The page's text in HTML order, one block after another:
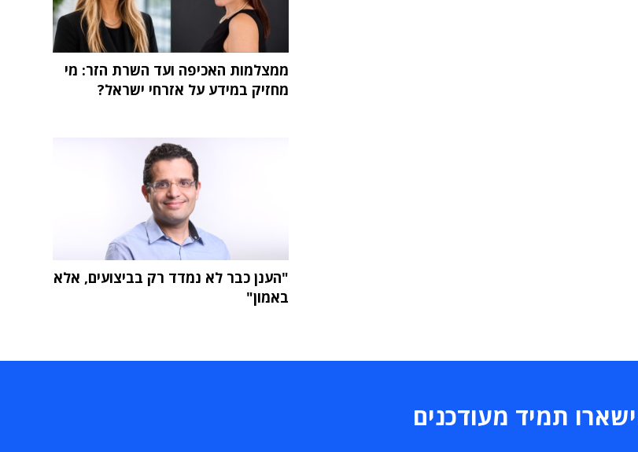
ממצלמות האכיפה ועד השרת הזר: מי
מחזיק במידע על אזרחי ישראל?
"הענן כבר לא נמדד רק בביצועים, אלא
באמון"
תמיד מעודכנים